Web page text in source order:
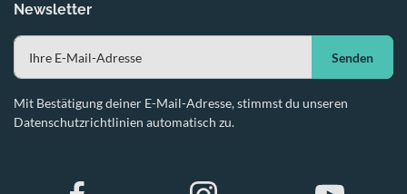
Newsletter
Senden
Mit Bestätigung deiner E-Mail-Adresse, stimmst du unseren
Datenschutzrichtlinien automatisch zu.